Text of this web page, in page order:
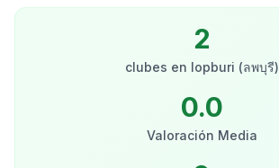
2
clubes en lopburi (ลพบุรี)
0.0
Valoración Media